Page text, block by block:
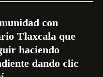
con
Tlaxcala que
haciendo
dando clic